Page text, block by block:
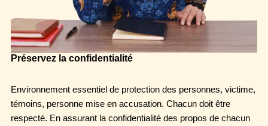
Préservez la confidentialité
Environnement essentiel de protection des personnes, victime,
témoins, personne mise en accusation. Chacun doit être
respecté. En assurant la confidentialité des propos de chacun